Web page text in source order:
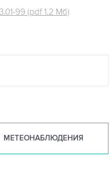
99 (pdf 1.2 Мб)
МЕТЕОНАБЛЮДЕНИЯ